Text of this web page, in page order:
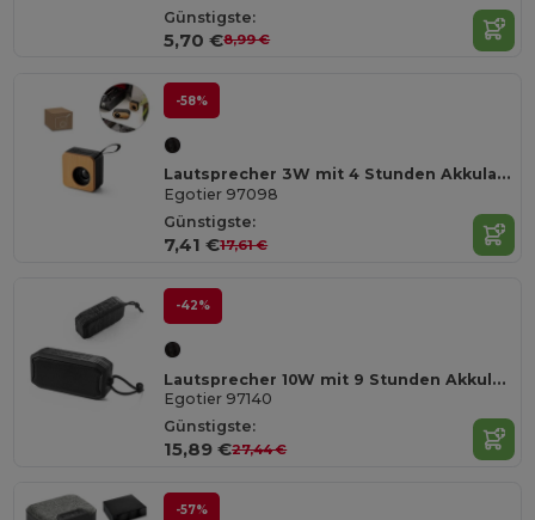
Günstigste:
5,70 €8,99 €
-58%
Lautsprecher 3W mit 4 Stunden Akkulaufzeit aus Recyceltes ABS (100% rABS) und Bambus
Egotier 97098
Günstigste:
7,41 €17,61 €
-42%
Lautsprecher 10W mit 9 Stunden Akkulaufzeit und IPX7 aus 100% rABS
Egotier 97140
Günstigste:
15,89 €27,44 €
-57%